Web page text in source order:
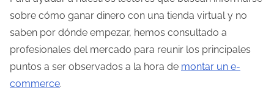
sobre cómo ganar dinero con una tienda virtual y no
saben por dónde empezar, hemos consultado a
profesionales del mercado para reunir los principales
puntos a ser observados a la hora de montar un e-
commerce.